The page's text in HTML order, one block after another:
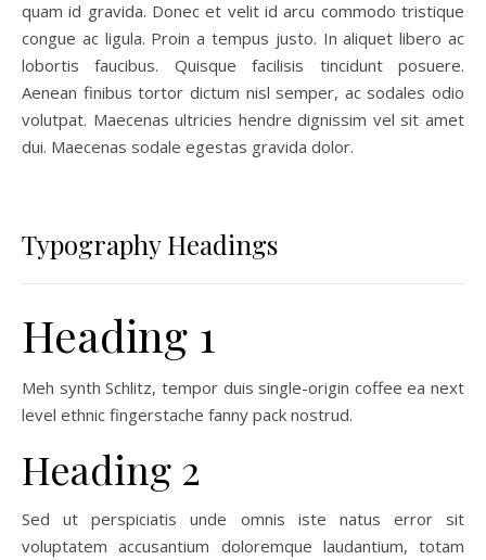
quam id gravida. Donec et velit id arcu commodo tristique
congue ac ligula. Proin a tempus justo. In aliquet libero ac
lobortis faucibus. Quisque facilisis tincidunt posuere.
Aenean finibus tortor dictum nisl semper, ac sodales odio
volutpat. Maecenas ultricies hendre dignissim vel sit amet
dui. Maecenas sodale egestas gravida dolor.
Typography Headings
Heading 1
Meh synth Schlitz, tempor duis single-origin coffee ea next
level ethnic fingerstache fanny pack nostrud.
Heading 2
Sed ut perspiciatis unde omnis iste natus error sit
voluptatem accusantium doloremque laudantium, totam